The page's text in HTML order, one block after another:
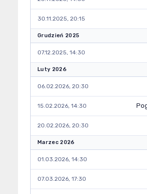
30.11.2025, 20:15
Grudzień 2025
07.12.2025, 14:30
Luty 2026
06.02.2026, 20:30
15.02.2026, 14:30
20.02.2026, 20:30
Marzec 2026
01.03.2026, 14:30
07.03.2026, 17:30